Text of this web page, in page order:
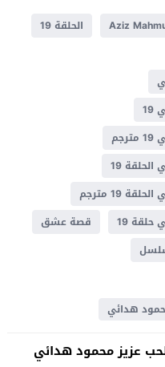
Aziz
الحلقة 19
19
19 مترجم
19
قصة عشق
هدائي
عزيز محمود هدائي